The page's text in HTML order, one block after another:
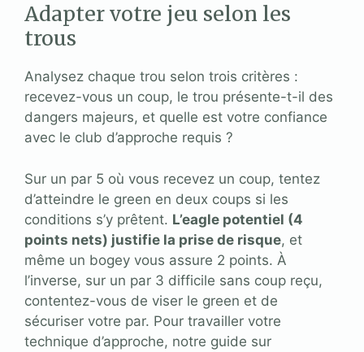
Adapter votre jeu selon les
trous
Analysez chaque trou selon trois critères :
recevez-vous un coup, le trou présente-t-il des
dangers majeurs, et quelle est votre confiance
avec le club d’approche requis ?
Sur un par 5 où vous recevez un coup, tentez
d’atteindre le green en deux coups si les
conditions s’y prêtent. L’eagle potentiel (4
points nets) justifie la prise de risque, et
même un bogey vous assure 2 points. À
l’inverse, sur un par 3 difficile sans coup reçu,
contentez-vous de viser le green et de
sécuriser votre par. Pour travailler votre
technique d’approche, notre guide sur